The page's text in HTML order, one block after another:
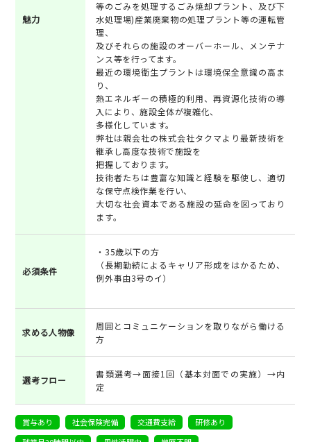
魅力
等のごみを処理するごみ焼却プラント、及び下
水処理場)産業廃棄物の処理プラント等の運転管
理、
及びそれらの施設のオーバーホール、メンテナ
ンス等を行ってます。
最近の環境衛生プラントは環境保全意識の高ま
り、
熱エネルギーの積極的利用、再資源化技術の導
入により、施設全体が複雑化、
多様化しています。
弊社は親会社の株式会社タクマより最新技術を
継承し高度な技術で施設を
把握しております。
技術者たちは豊富な知識と経験を駆使し、適切
な保守点検作業を行い、
大切な社会資本である施設の延命を図っており
ます。
必須条件
・35歳以下の方
（長期勤続によるキャリア形成をはかるため、
例外事由3号のイ）
求める人物像
周囲とコミュニケーションを取りながら働ける
方
選考フロー
書類選考→面接1回（基本対面での実施）→内
定
賞与あり 社会保険完備 交通費支給
研修あり